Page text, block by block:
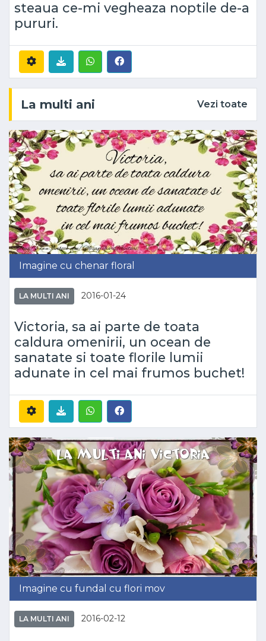
steaua ce-mi vegheaza noptile de-a
pururi.
La multi ani Vezi toate
Imagine cu chenar floral
LA MULTI ANI 2016-01-24
Victoria, sa ai parte de toata
caldura omenirii, un ocean de
sanatate si toate florile lumii
adunate in cel mai frumos buchet!
Imagine cu fundal cu flori mov
LA MULTI ANI 2016-02-12